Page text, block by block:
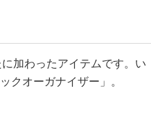
加わったアイテムです。い
クオーガナイザー」。